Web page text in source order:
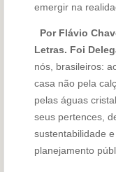
emergir na
Por Flávio
Letras. Foi
nós, brasileiros:
casa não pela
pelas águas
seus pertences,
sustentabilidade
planejamento